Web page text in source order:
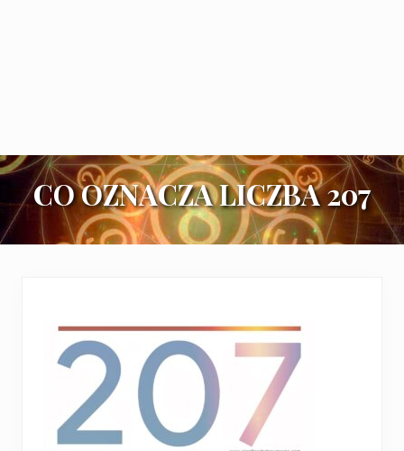
CO OZNACZA LICZBA 207